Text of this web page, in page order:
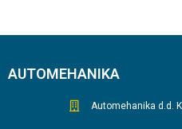
AUTOMEHANIKA
Automehanika d.d.